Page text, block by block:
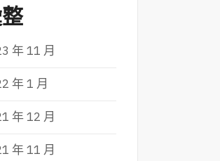
年 11 月
年 1 月
年 12 月
年 11 月